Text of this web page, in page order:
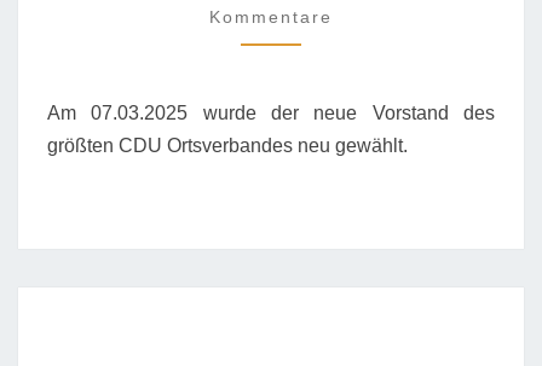
WENNIGSEN-
Kommentare
Am 07.03.2025 wurde der neue Vorstand des
größten CDU Ortsverbandes neu gewählt.